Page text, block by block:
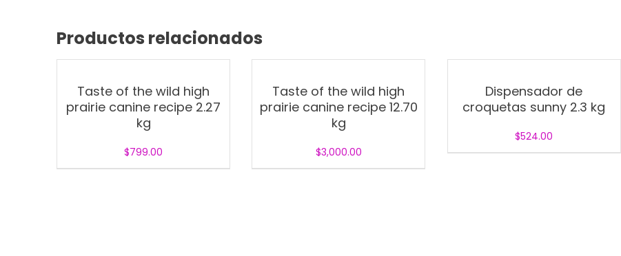
Productos relacionados
Taste of the wild high
prairie canine recipe 2.27
kg
$799.00
Taste of the wild high
prairie canine recipe 12.70
kg
$3,000.00
Dispensador de
croquetas sunny 2.3 kg
$524.00